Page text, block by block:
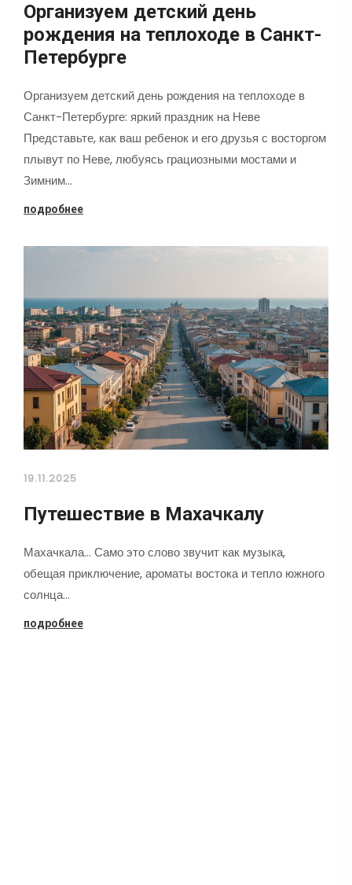
Организуем детский день
рождения на теплоходе в Санкт-
Петербурге
Организуем детский день рождения на теплоходе в
Санкт-Петербурге: яркий праздник на Неве
Представьте, как ваш ребенок и его друзья с восторгом
плывут по Неве, любуясь грациозными мостами и
Зимним…
подробнее
19.11.2025
Путешествие в Махачкалу
Махачкала... Само это слово звучит как музыка,
обещая приключение, ароматы востока и тепло южного
солнца…
подробнее